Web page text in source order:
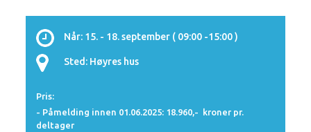
Når: 15. - 18. september ( 09:00 -15:00 )
Sted: Høyres hus
Pris:
- Påmelding innen 01.06.2025: 18.960,- kroner pr.
deltager